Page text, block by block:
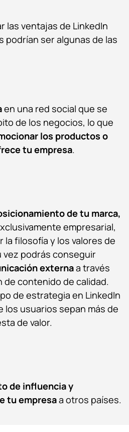
las ventajas de LinkedIn
podrían ser algunas de las
en una red social que se
de los negocios, lo que
los productos o
tu empresa.
de tu marca,
empresarial,
la filosofía y los valores de
vez podrás conseguir
externaa través
de contenido de calidad.
de estrategia en LinkedIn
los usuarios sepan más de
de valor.
de influenciay
tu empresaa otros países.